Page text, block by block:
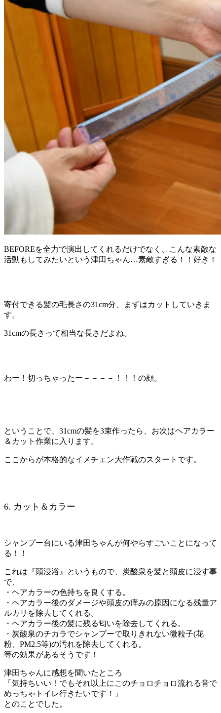
BEFOREを全力で演出してくれるだけでなく、こんな素敵な
活動もしてみたいという津田ちゃん…素敵すぎる！！好き！
寄付できる髪の毛長さの31cm分、まずはカットしていきま
す。
31cmの長さって相当な長さだよね。
わー！切っちゃったー－－－－！！！の顔。
ということで、31cmの髪を3束作ったら、お次はヘアカラー
＆カット作業に入ります。
ここからが本格的なイメチェン大作戦のスタートです。
6. カット＆カラー
シャンプー台にいる津田ちゃんが何やらすごいことになって
る！！
これは『頭浸浴』というもので、炭酸泉を髪と頭皮に浸す事
で、
・ヘアカラーの色持ちを良くする。
・ヘアカラー後のダメージや頭皮の痒みの原因になる残量ア
ルカリを除去してくれる。
・ヘアカラー後の髪に残る匂いを除去してくれる。
・炭酸泉のチカラでシャンプーで取りきれない微粒子(花
粉、PM2.5等)の汚れを除去してくれる。
等の効果があるそうです！
津田ちゃんに感想を聞いたところ
「気持ちいい！でもそれ以上にこのチョロチョロ流れる音で
めっちゃトイレ行きたいです！」
とのことでした。